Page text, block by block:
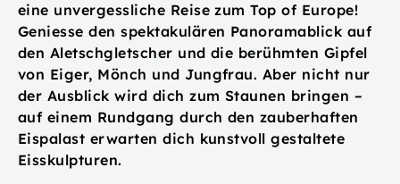
eine unvergessliche Reise zum Top of Europe!
Geniesse den spektakulären Panoramablick auf
den Aletschgletscher und die berühmten Gipfel
von Eiger, Mönch und Jungfrau. Aber nicht nur
der Ausblick wird dich zum Staunen bringen –
auf einem Rundgang durch den zauberhaften
Eispalast erwarten dich kunstvoll gestaltete
Eisskulpturen.